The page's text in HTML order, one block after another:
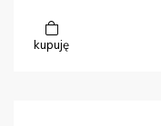
kupuję